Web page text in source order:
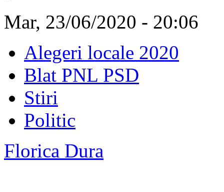
Mar, 23/06/2020 - 20:06
Alegeri locale 2020
Blat PNL PSD
Stiri
Politic
Florica Dura